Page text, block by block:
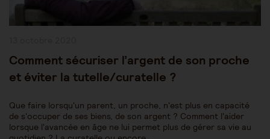
Comment sécuriser l’argent de son proche
et éviter la tutelle/curatelle ?
Que faire lorsqu'un parent, un proche, n'est plus en capacité
de s'occuper de ses biens, de son argent ? Comment l'aider
lorsque l'avancée en âge ne lui permet plus de gérer sa vie au